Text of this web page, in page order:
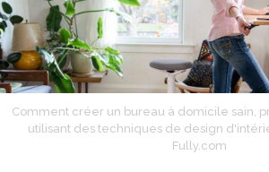
Comment créer un bureau à domicile sain,
utilisant des techniques de design
Fully.com